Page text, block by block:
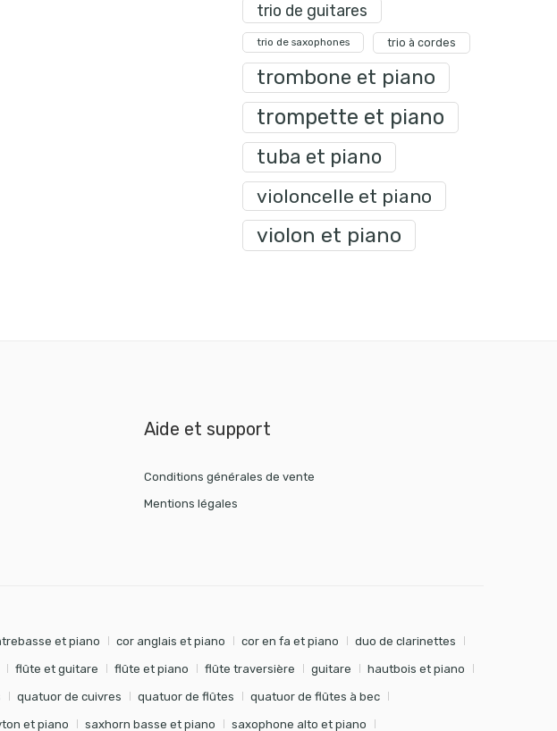
trio de guitares
trio de saxophones trio à cordes
trombone et piano
trompette et piano
tuba et piano
violoncelle et piano
violon et piano
Aide et support
Conditions générales de vente
Mentions légales
et piano cor anglais et piano cor en fa et piano duo de clarinettes
flûte et guitare flûte et piano flûte traversière guitare hautbois et piano
quatuor de cuivres quatuor de flûtes quatuor de flûtes à bec
et piano saxhorn basse et piano saxophone alto et piano